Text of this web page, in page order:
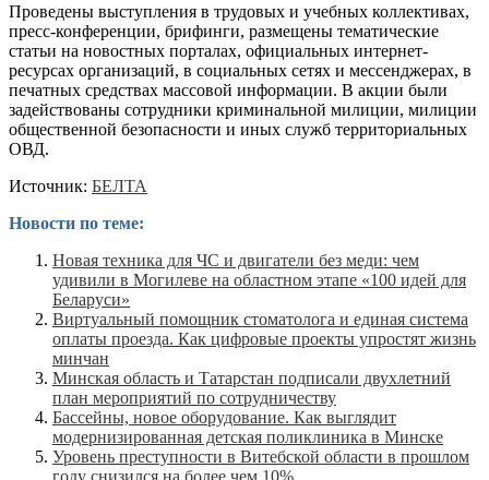
Проведены выступления в трудовых и учебных коллективах,
пресс-конференции, брифинги, размещены тематические
статьи на новостных порталах, официальных интернет-
ресурсах организаций, в социальных сетях и мессенджерах, в
печатных средствах массовой информации. В акции были
задействованы сотрудники криминальной милиции, милиции
общественной безопасности и иных служб территориальных
ОВД.
Источник: БЕЛТА
Новости по теме:
Новая техника для ЧС и двигатели без меди: чем
удивили в Могилеве на областном этапе «100 идей для
Беларуси»
Виртуальный помощник стоматолога и единая система
оплаты проезда. Как цифровые проекты упростят жизнь
минчан
Минская область и Татарстан подписали двухлетний
план мероприятий по сотрудничеству
Бассейны, новое оборудование. Как выглядит
модернизированная детская поликлиника в Минске
Уровень преступности в Витебской области в прошлом
году снизился на более чем 10%